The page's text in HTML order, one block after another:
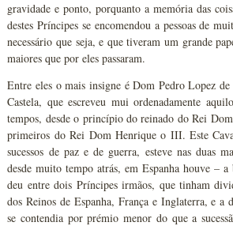
gravidade e ponto, porquanto a memória das
destes Príncipes se encomendou a pessoas de
necessário que seja, e que tiveram um grande
maiores que por eles passaram.
Entre eles o mais insigne é Dom Pedro Lopez
Castela, que escreveu mui ordenadamente
tempos, desde o princípio do reinado do Rei
primeiros do Rei Dom Henrique o III. Este
sucessos de paz e de guerra, esteve nas duas
desde muito tempo atrás, em Espanha houve –
deu entre dois Príncipes irmãos, que tinham
dos Reinos de Espanha, França e Inglaterra, e a
se contendia por prémio menor do que a